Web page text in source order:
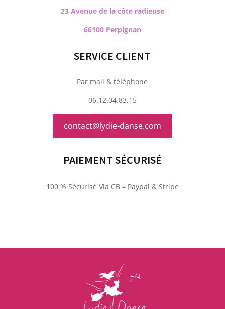
23 Avenue de la côte radieuse
66100 Perpignan
SERVICE CLIENT
Par mail & téléphone
06.12.04.83.15
contact@lydie-danse.com
PAIEMENT SÉCURISÉ
100 % Sécurisé Via CB – Paypal & Stripe